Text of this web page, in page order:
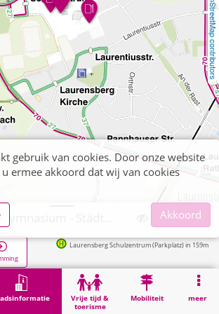
OpenStreetMap contributors
Vrije tijd &
toerisme
Mobiliteit meer
Laurensberg Schulzentrum (Parkplatz) in 159m
Anne-Frank-Gymnasium - Städt. Gymnasium
gebruik van cookies. Door onze website
ermee akkoord dat wij van cookies
Akkoord